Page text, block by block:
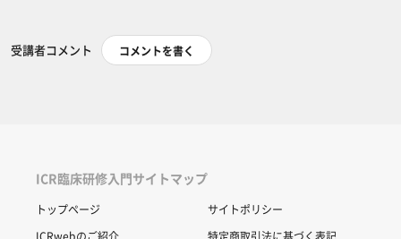
受講者コメント コメントを書く
ICR臨床研修入門サイトマップ
トップページ
サイトポリシー